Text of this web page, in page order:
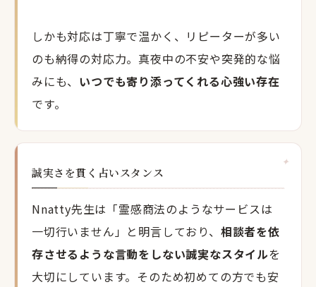
しかも対応は丁寧で温かく、リピーターが多い
のも納得の対応力。真夜中の不安や突発的な悩
みにも、 いつでも寄り添ってくれる心強い存在
です。
誠実さを貫く占いスタンス
Nnatty先生は「霊感商法のようなサービスは
一切行いません」と明言しており、 相談者を依
存させるような言動をしない誠実なスタイルを
大切にしています。そのため初めての方でも安